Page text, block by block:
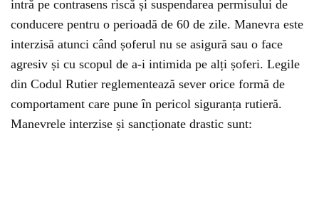
intră pe contrasens riscă și suspendarea permisului de
conducere pentru o perioadă de 60 de zile. Manevra este
interzisă atunci când șoferul nu se asigură sau o face
agresiv și cu scopul de a-i intimida pe alți șoferi. Legile
din Codul Rutier reglementează sever orice formă de
comportament care pune în pericol siguranța rutieră.
Manevrele interzise și sancționate drastic sunt: